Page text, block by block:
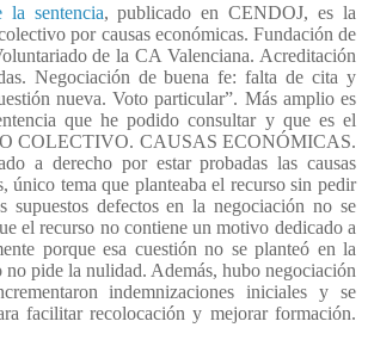
la sentencia, publicado en CENDOJ, es la
por causas económicas. Fundación de
de la CA Valenciana. Acreditación
Negociación de buena fe: falta de cita y
nueva. Voto particular”. Más amplio es
que he podido consultar y que es el
COLECTIVO. CAUSAS ECONÓMICAS.
a derecho por estar probadas las causas
único tema que planteaba el recurso sin pedir
supuestos defectos en la negociación no se
el recurso no contiene un motivo dedicado a
porque esa cuestión no se planteó en la
no pide la nulidad. Además, hubo negociación
indemnizaciones iniciales y se
facilitar recolocación y mejorar formación.